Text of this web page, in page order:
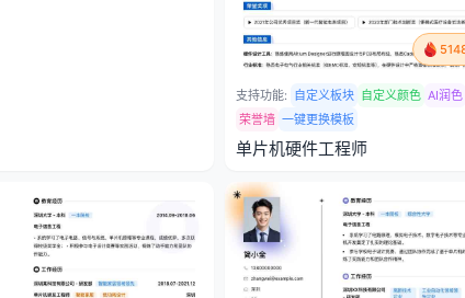
支持功能: 自定义板块 自定义颜色 AI润色
荣誉墙 一键更换模板
单片机硬件工程师